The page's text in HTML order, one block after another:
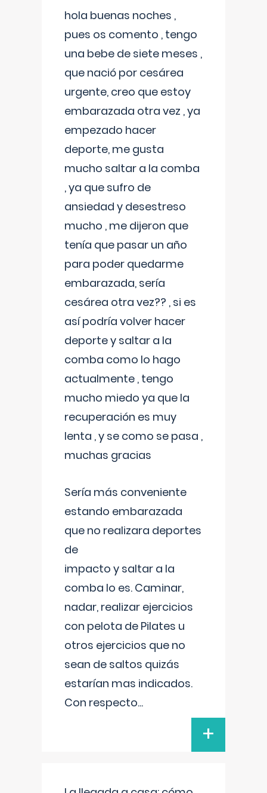
hola buenas noches ,
pues os comento , tengo
una bebe de siete meses ,
que nació por cesárea
urgente, creo que estoy
embarazada otra vez , ya
empezado hacer
deporte, me gusta
mucho saltar a la comba
, ya que sufro de
ansiedad y desestreso
mucho , me dijeron que
tenía que pasar un año
para poder quedarme
embarazada, sería
cesárea otra vez?? , si es
así podría volver hacer
deporte y saltar a la
comba como lo hago
actualmente , tengo
mucho miedo ya que la
recuperación es muy
lenta , y se como se pasa ,
muchas gracias
Sería más conveniente
estando embarazada
que no realizara deportes
de
impacto y saltar a la
comba lo es. Caminar,
nadar, realizar ejercicios
con pelota de Pilates u
otros ejercicios que no
sean de saltos quizás
estarían mas indicados.
Con respecto...
+